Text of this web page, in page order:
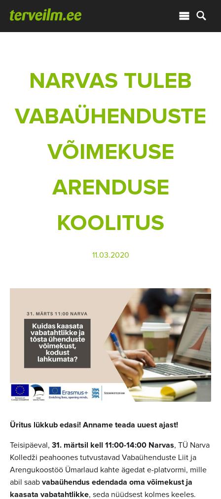
NARVAS TULEB
VABAÜHENDUSTE
VÕIMEKUSE
ARENDUSE
KOOLITUS
11.03.2020
Üritus lükkub edasi! Anname teada uuest ajast!
Teisipäeval, 31. märtsil kell 11:00-14:00 Narvas, TÜ Narva
Kolledži peahoones tutvustavad Vabaühenduste Liit ja
Arengukoostöö Ümarlaud kahte ägedat e-platvormi, mille
abil saab vabaühendus edendada oma võimekust ja
kaasata vabatahtlikke, seda nüüdsest kolmes keeles.